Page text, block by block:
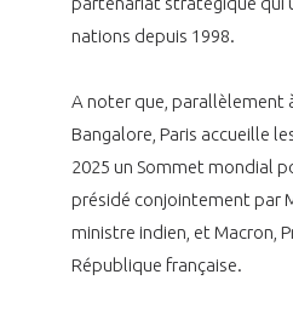
nations depuis 1998.
A noter que, parallèlement
Bangalore, Paris accueille
2025 un Sommet mondial
présidé conjointement par
ministre indien, et Macron,
République française.